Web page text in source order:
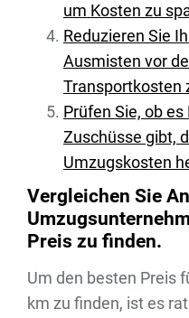
um Kosten zu
Reduzieren Sie
Ausmisten vor
Transportkosten
Prüfen Sie, ob
Zuschüsse gibt,
Umzugskosten
Vergleichen Sie
Preis zu finden.
Um den besten Preis
km zu finden, ist es